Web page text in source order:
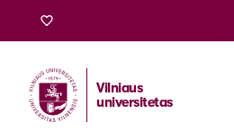
Vilniaus
universitetas